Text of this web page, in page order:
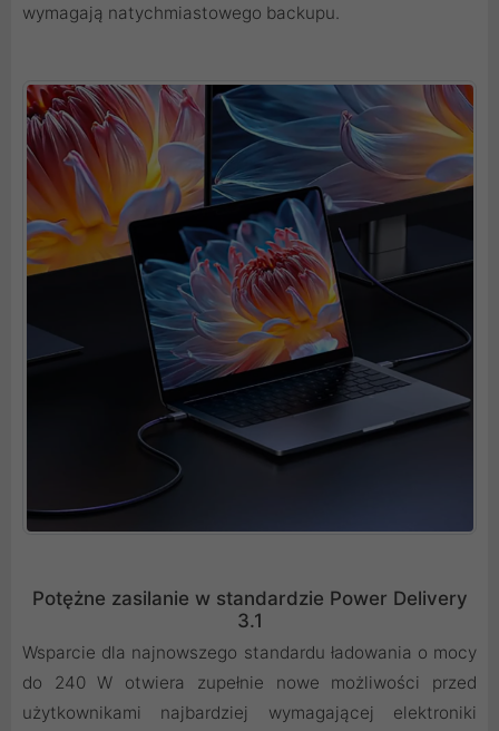
wymagają natychmiastowego backupu.
Potężne zasilanie w standardzie Power Delivery
3.1
Wsparcie dla najnowszego standardu ładowania o mocy
do 240 W otwiera zupełnie nowe możliwości przed
użytkownikami najbardziej wymagającej elektroniki